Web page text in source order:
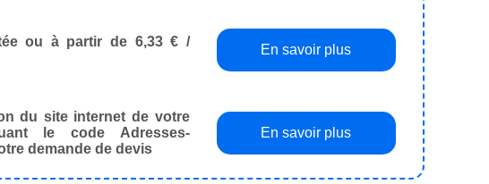
ou à partir de 6,33 € /
En savoir plus
du site internet de votre
le code Adresses-
demande de devis
En savoir plus